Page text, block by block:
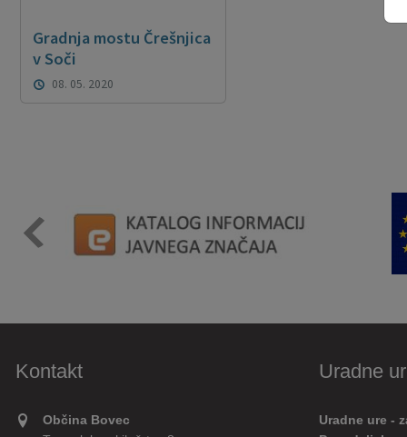
Gradnja mostu Črešnjica
v Soči
08. 05. 2020
Kontakt
Občina Bovec
Uradne
Uradne ure -